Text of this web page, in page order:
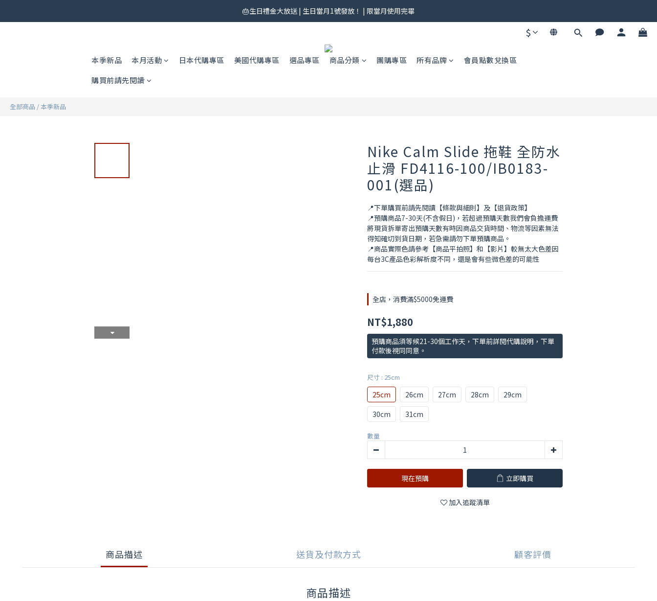
🎟️ 免運券來了！每月 25 號準時開搶｜$299／$999 各一張｜官網領券中心領，碼碼不同快去領！
🎂生日禮金大放送 | 生日當月1號發放！ | 限當月使用完畢
$
本季新品 本月活動 日本代購專區 美國代購專區 選品專區 商品分類 團購專區 所有品牌
會員點數兌換區
購買前請先閱讀
全部商品 /本季新品
Nike Calm Slide 拖鞋 全防水
止滑 FD4116-100/IB0183-
001(選品)
📍下單購買前請先閱讀【條款與細則】及【退貨政策】
📍預購商品7-30天(不含假日)，若超過預購天數我們會負擔運費
將現貨拆單寄出預購天數有時因商品交貨時間、物流等因素無法
得知確切到貨日期，若急需請勿下單預購商品。
📍商品實際色請參考【商品平拍照】和【影片】較無太大色差因
每台3C產品色彩解析度不同，還是會有些微色差的可能性
全店，消費滿$5000免運費
NT$1,880
預購商品須等候21-30個工作天，下單前詳閱代購說明，下單
付款後視同同意。
尺寸 : 25cm
25cm 26cm 27cm 28cm
29cm
30cm
31cm
數量
現在預購 立即購買
加入追蹤清單
商品描述 送貨及付款方式 顧客評價
商品描述
立即購買